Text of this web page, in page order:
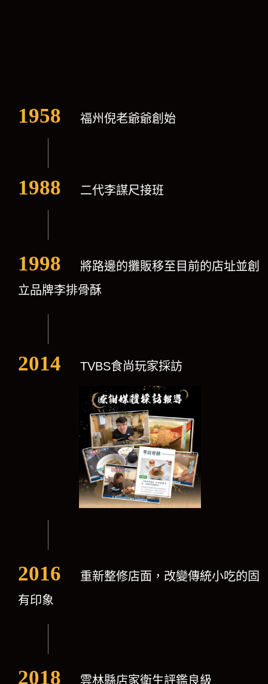
1958 福州倪老爺爺創始
1988 二代李謀尺接班
1998 將路邊的攤販移至目前的店址並創
立品牌李排骨酥
2014 TVBS食尚玩家採訪
2016 重新整修店面，改變傳統小吃的固
有印象
2018 雲林縣店家衛生評鑑良級